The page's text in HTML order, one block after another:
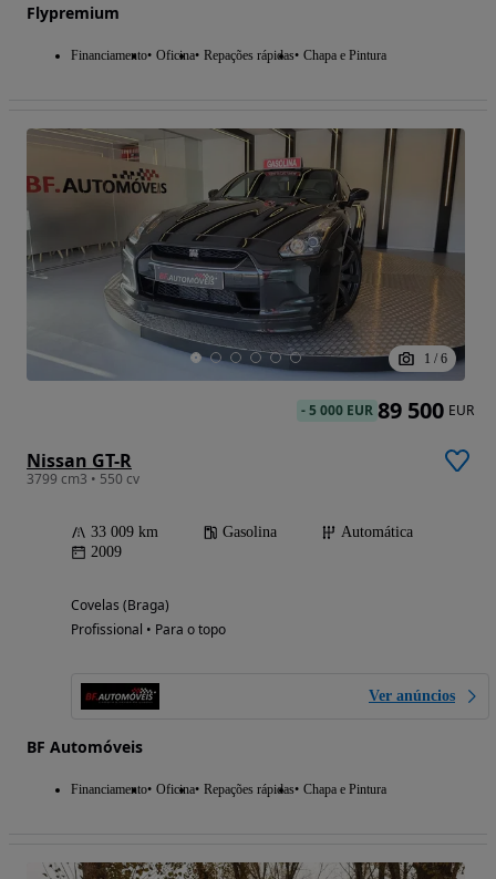
Flypremium
Financiamento Oficina Repações rápidas Chapa e Pintura
1 / 6
Nissan GT-R
3799 cm3 • 550 cv
33 009 km Gasolina
Automática
2009
Covelas (Braga)
Profissional • Para o topo
Ver anúncios
BF Automóveis
Financiamento Oficina Repações rápidas Chapa e Pintura
-5 000 EUR 89 500 EUR